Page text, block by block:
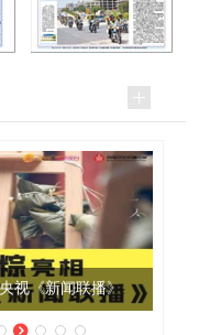
视《新闻联播》